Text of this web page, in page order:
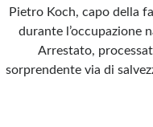
Pietro Koch, capo della
durante l’occupazione
Arrestato,
sorprendente via di